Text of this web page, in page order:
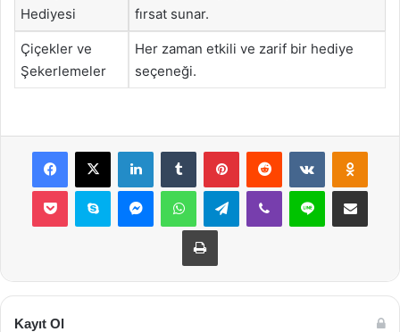
Hediyesi
fırsat sunar.
Çiçekler ve
Şekerlemeler
Her zaman etkili ve zarif bir hediye
seçeneği.
Facebook
X LinkedInTumblr PinterestReddit VKontakte
Pocket Skype MessengerWhatsAppTelegramViber Line E-Posta ile
Yazdır
Kayıt Ol